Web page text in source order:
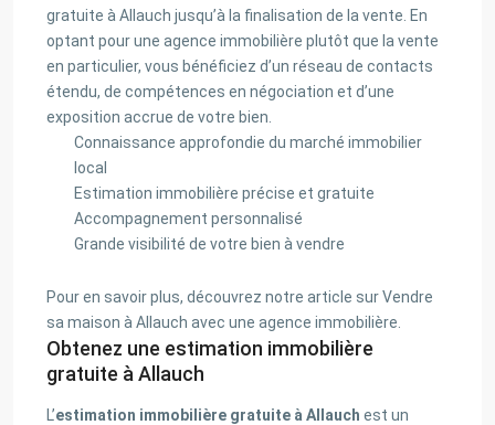
gratuite à Allauch jusqu’à la finalisation de la vente. En
optant pour une agence immobilière plutôt que la vente
en particulier, vous bénéficiez d’un réseau de contacts
étendu, de compétences en négociation et d’une
exposition accrue de votre bien.
Connaissance approfondie du marché immobilier
local
Estimation immobilière précise et gratuite
Accompagnement personnalisé
Grande visibilité de votre bien à vendre
Pour en savoir plus, découvrez notre article sur Vendre
sa maison à Allauch avec une agence immobilière.
Obtenez une estimation immobilière
gratuite à Allauch
L’estimation immobilière gratuite à Allauch est un